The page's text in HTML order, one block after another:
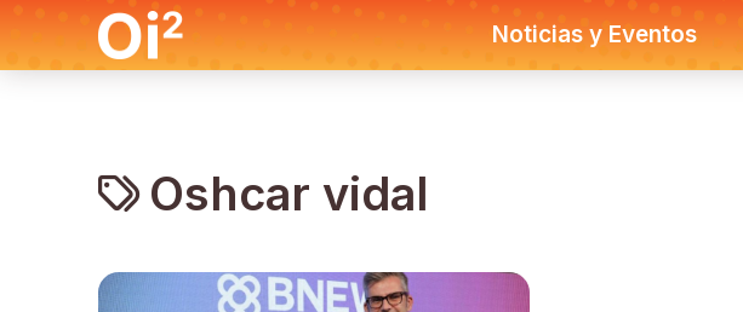
Noticias y Eventos
Oshcar vidal